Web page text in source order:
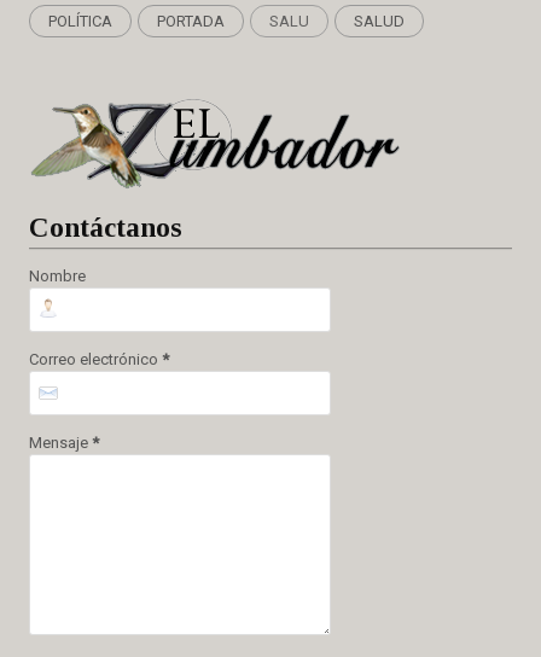
POLÍTICA PORTADA SALU SALUD
Contáctanos
Nombre
Correo electrónico *
Mensaje *